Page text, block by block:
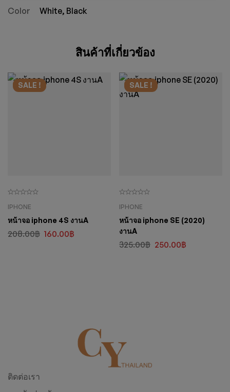
Color
White, Black
สินค้าที่เกี่ยวข้อง
SALE !
IPHONE
หน้าจอ iphone 4S งานA
208.00฿ 160.00฿
SALE !
IPHONE
หน้าจอ iphone SE (2020)
งานA
325.00฿ 250.00฿
ติดต่อเรา